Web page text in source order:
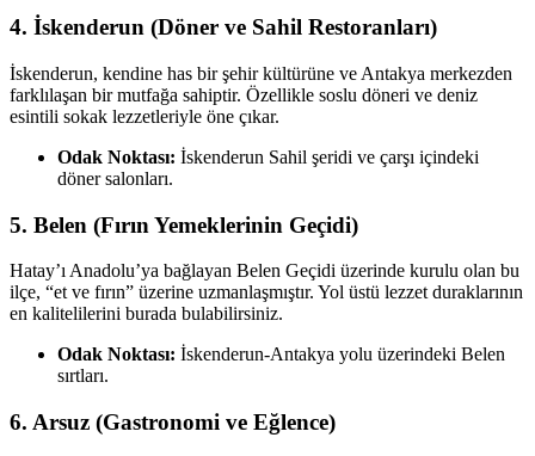
4. İskenderun (Döner ve Sahil Restoranları)
İskenderun, kendine has bir şehir kültürüne ve Antakya merkezden
farklılaşan bir mutfağa sahiptir. Özellikle soslu döneri ve deniz
esintili sokak lezzetleriyle öne çıkar.
Odak Noktası: İskenderun Sahil şeridi ve çarşı içindeki
döner salonları.
5. Belen (Fırın Yemeklerinin Geçidi)
Hatay’ı Anadolu’ya bağlayan Belen Geçidi üzerinde kurulu olan bu
ilçe, “et ve fırın” üzerine uzmanlaşmıştır. Yol üstü lezzet duraklarının
en kalitelilerini burada bulabilirsiniz.
Odak Noktası: İskenderun-Antakya yolu üzerindeki Belen
sırtları.
6. Arsuz (Gastronomi ve Eğlence)